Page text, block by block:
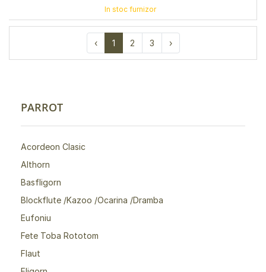
PARROT
Acordeon Clasic
Althorn
Basfligorn
Blockflute /Kazoo /Ocarina /Dramba
Eufoniu
Fete Toba Rototom
Flaut
In stoc furnizor
‹ 1 2 3 ›